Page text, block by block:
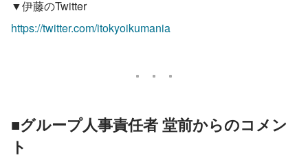
▼伊藤のTwitter
https://twitter.com/itokyoikumania
■グループ人事責任者 堂前からのコメン
ト